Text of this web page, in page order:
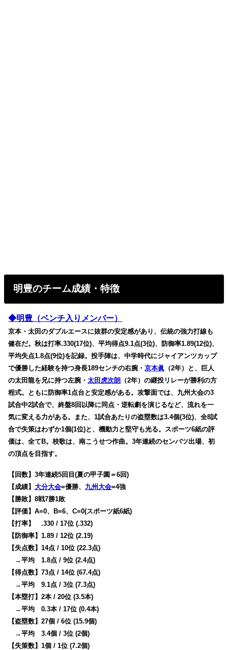
明豊のチーム成績・特徴
◆明豊（ベンチ入りメンバー）
京本・太田のダブルエースに抜群の安定感があり、伝統の強力打線も
健在だ。秋は打率.330(17位)、平均得点9.1点(3位)、防御率1.89(12位)、
平均失点1.8点(9位)を記録。投手陣は、中学時代にジャイアンツカップ
で優勝した経験を持つ身長189センチの右腕・京本眞 （2年）と、巨人
の太田龍を兄に持つ左腕・太田虎次朗
（2年）の継投リレーが勝利の方
程式。ともに防御率1点台と安定感がある。攻撃面では、九州大会の3
試合中2試合で、終盤8回以降に同点・逆転劇を演じるなど、流れを一
気に変える力がある。また、1試合あたりの盗塁数は3.4個(3位)、全8試
合で失策はわずか1個(1位)と、機動力と堅守も光る。スポーツ6紙の評
価は、全てB。校歌は、南こうせつ作曲。3年連続のセンバツ出場、初
の頂点を目指す。
【回数】3年連続5回目(夏の甲子園＝6回)
【成績】大分大会=優勝、 九州大会=4強
【勝敗】8戦7勝1敗
【評価】A=0、B=6、C=0(スポーツ紙6紙)
【打率】 .330 / 17位 (.332)
【防御率】1.89 / 12位 (2.19)
【失点数】14点 / 10位 (22.3点)
→平均 1.8点 / 9位 (2.4点)
【得点数】73点 / 14位 (67.4点)
→平均 9.1点 / 3位 (7.3点)
【本塁打】2本 / 20位 (3.5本)
→平均 0.3本 / 17位 (0.4本)
【盗塁数】27個 / 6位 (15.9個)
→平均 3.4個 / 3位 (2個)
【失策数】1個 / 1位 (7.2個)